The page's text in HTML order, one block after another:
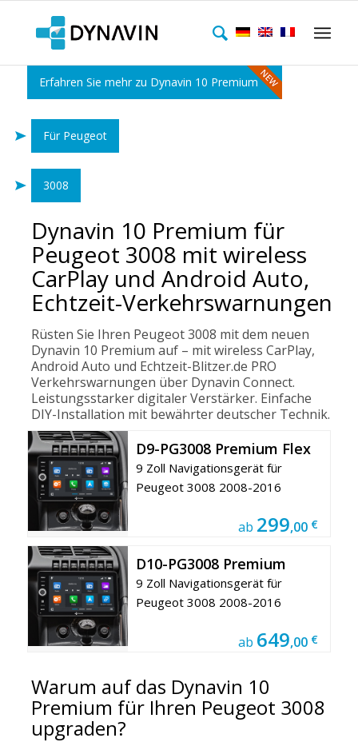
Erfahren Sie mehr zu Dynavin 10 Premium
Für Peugeot
3008
Dynavin 10 Premium für
Peugeot 3008 mit wireless
CarPlay und Android Auto,
Echtzeit-Verkehrswarnungen
Rüsten Sie Ihren Peugeot 3008 mit dem neuen
Dynavin 10 Premium auf – mit wireless CarPlay,
Android Auto und Echtzeit-Blitzer.de PRO
Verkehrswarnungen über Dynavin Connect.
Leistungsstarker digitaler Verstärker. Einfache
DIY-Installation mit bewährter deutscher Technik.
D9-PG3008 Premium Flex
9 Zoll Navigationsgerät für
Peugeot 3008 2008-2016
ab 299,00 €
D10-PG3008 Premium
9 Zoll Navigationsgerät für
Peugeot 3008 2008-2016
ab 649,00 €
Warum auf das Dynavin 10
Premium für Ihren Peugeot 3008
upgraden?